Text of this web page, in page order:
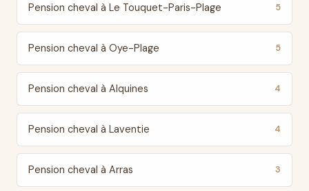
Pension cheval à Le Touquet-Paris-Plage 5
Pension cheval à Oye-Plage 5
Pension cheval à Alquines 4
Pension cheval à Laventie 4
Pension cheval à Arras 3